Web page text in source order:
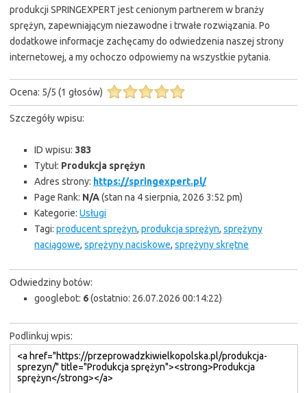
produkcji SPRINGEXPERT jest cenionym partnerem w branży
sprężyn, zapewniającym niezawodne i trwałe rozwiązania. Po
dodatkowe informacje zachęcamy do odwiedzenia naszej strony
internetowej, a my ochoczo odpowiemy na wszystkie pytania.
Ocena: 5/5 (1 głosów)
Szczegóły wpisu:
ID wpisu: 383
Tytuł: Produkcja sprężyn
Adres strony: https://springexpert.pl/
Page Rank: N/A(stan na 4 sierpnia, 2026 3:52 pm)
Kategorie: Usługi
Tagi: producent sprężyn, produkcja sprężyn, sprężyny
naciągowe, sprężyny naciskowe, sprężyny skrętne
Odwiedziny botów:
googlebot: 6(ostatnio: 26.07.2026 00:14:22)
Podlinkuj wpis: